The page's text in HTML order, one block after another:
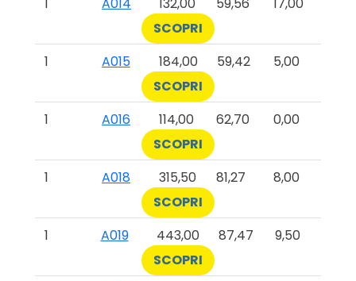
SCOPRI
1
A015 184,00 59,42
5,00
SCOPRI
1
A016 114,00 62,70
0,00
SCOPRI
1
A018 315,50 81,27
8,00
SCOPRI
1
A019 443,00 87,47
9,50
SCOPRI